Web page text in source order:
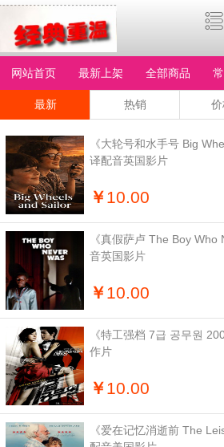
网站首页 最新上架 全部商品
最新 热销 价
《大轮号和水手号 Big
译配音英国影片
￥10.00
《真假萨卢 The Boy
音英国影片
￥10.00
《特工强档 7급 공무원
作片
￥10.00
《爱在记忆消逝前 The